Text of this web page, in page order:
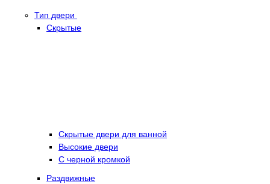
Тип двери
Скрытые
Скрытые двери для ванной
Высокие двери
С черной кромкой
Раздвижные